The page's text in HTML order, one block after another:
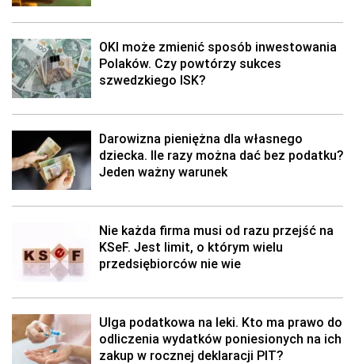
OKI może zmienić sposób inwestowania
Polaków. Czy powtórzy sukces
szwedzkiego ISK?
Darowizna pieniężna dla własnego
dziecka. Ile razy można dać bez podatku?
Jeden ważny warunek
Nie każda firma musi od razu przejść na
KSeF. Jest limit, o którym wielu
przedsiębiorców nie wie
Ulga podatkowa na leki. Kto ma prawo do
odliczenia wydatków poniesionych na ich
zakup w rocznej deklaracji PIT?